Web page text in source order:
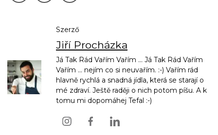
Szerző
Jiří Procházka
Já Tak Rád Vařím Vařím ... Já Tak Rád Vařím
Vařím ... nejím co si neuvařím. :-) Vařím rád
hlavně rychlá a snadná jídla, která se starají o
mé zdraví. Ještě raději o nich potom píšu. A k
tomu mi dopomáhej Tefal :-)